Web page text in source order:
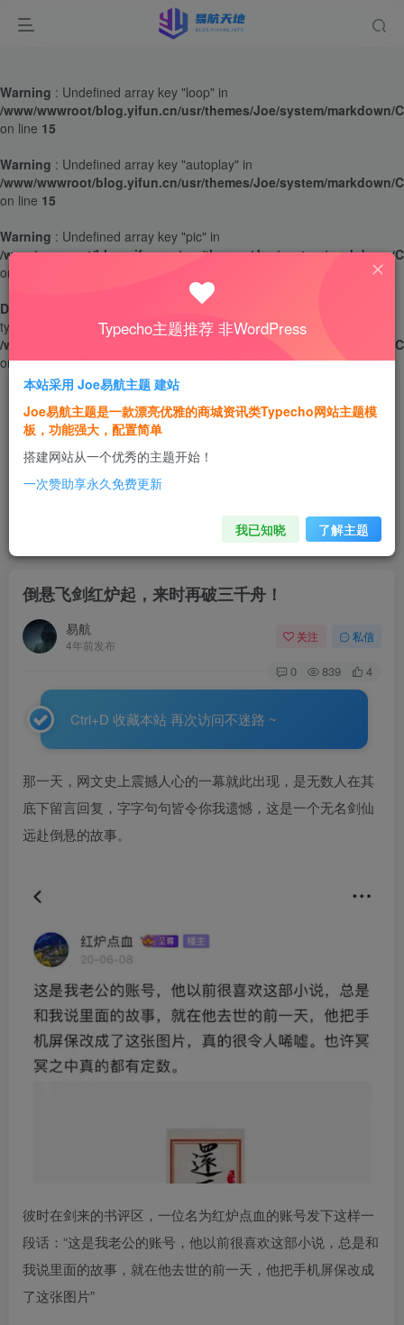
Warning : Undefined array key "loop" in
/www/wwwroot/blog.yifun.cn/usr/themes/Joe/system/markdown/
on line 15
Warning : Undefined array key "autoplay" in
/www/wwwroot/blog.yifun.cn/usr/themes/Joe/system/markdown/
on line 15
Warning : Undefined array key "pic" in
/www/wwwroot/blog.yifun.cn/usr/themes/Joe/system/markdown/
on line
Deprecated
: htmlentities(): Passing null to parameter #1 ($string) of
type string is deprecated in
/www/wwwroot/blog.yifun.cn/usr/themes/Joe/system/markdown/
on line15
倒悬飞剑红炉起，来时再破三千舟！
易航
4年前发布
关注 私信
0 839 4
Ctrl+D 收藏本站 再次访问不迷路 ~
那一天，网文史上震撼人心的一幕就此出现，是无数人在其
底下留言回复，字字句句皆令你我遗憾，这是一个无名剑仙
远赴倒悬的故事。
彼时在剑来的书评区，一位名为红炉点血的账号发下这样一
段话：“这是我老公的账号，他以前很喜欢这部小说，总是和
我说里面的故事，就在他去世的前一天，他把手机屏保改成
了这张图片”
Typecho主题推荐 非WordPress
本站采用 Joe易航主题 建站
Joe易航主题是一款漂亮优雅的商城资讯类Typecho网站主题模
板，功能强大，配置简单
搭建网站从一个优秀的主题开始！
一次赞助享永久免费更新
我已知晓 了解主题